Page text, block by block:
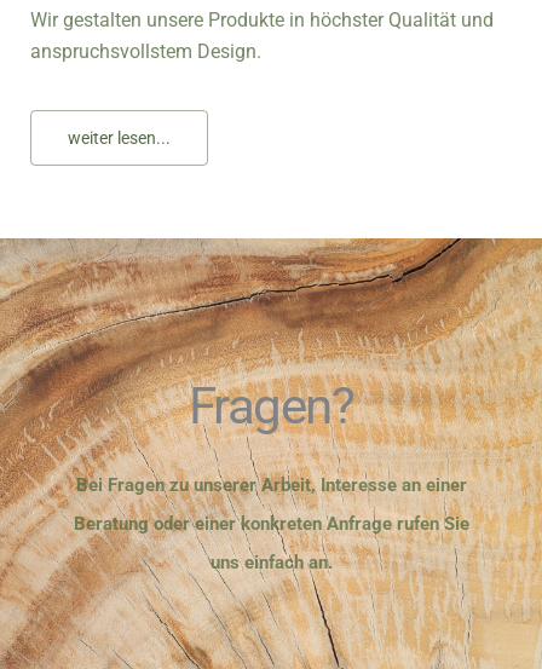
Wir gestalten unsere Produkte in höchster Qualität und
anspruchsvollstem Design.
weiter lesen...
Fragen?
Bei Fragen zu unserer Arbeit, Interesse an einer
Beratung oder einer konkreten Anfrage rufen Sie
uns einfach an.